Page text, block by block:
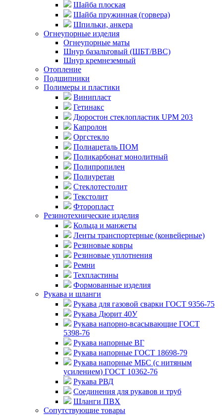
Шайба плоская
Шайба пружинная (горвера)
Шпильки, анкера
Огнеупорные изделия
Огнеупорные маты
Шнур базальтовый (ШБТ/ВВС)
Шнур кремнеземный
Отопление
Подшипники
Полимеры и пластики
Винипласт
Гетинакс
Дюростон стеклопластик UPM 203
Капролон
Оргстекло
Полиацеталь ПОМ
Поликарбонат монолитный
Полипропилен
Полиуретан
Стеклотестолит
Текстолит
Фторопласт
Резинотехнические изделия
Кольца и манжеты
Ленты транспортерные (конвейерные)
Резиновые ковры
Резиновые уплотнения
Ремни
Техпластины
Формованные изделия
Рукава и шланги
Рукава для газовой сварки ГОСТ 9356-75
Рукава Дюрит 40У
Рукава напорно-всасывающие ГОСТ
5398-76
Рукава напорные ВГ
Рукава напорные ГОСТ 18698-79
Рукава напорные МБС (с нитяным
усилением) ГОСТ 10362-76
Рукава РВД
Соединения для рукавов и труб
Шланги ПВХ
Сопутствующие товары